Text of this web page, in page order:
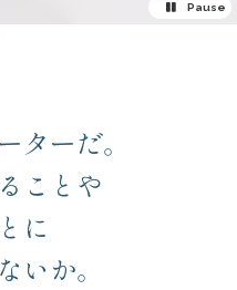
Pause
ターだ。
ことや
に
いか。